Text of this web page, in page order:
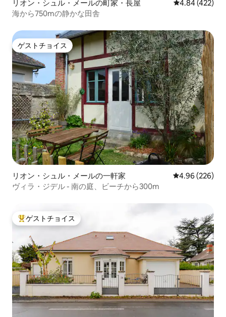
リオン・シュル・メールの町家・長屋 レビュー422
4.84 (422)
海から750mの静かな田舎
ゲストチョイス
ゲストチョイス
リオン・シュル・メールの一軒家 レビュー226
4.96 (226)
ヴィラ・ジデル - 南の庭、ビーチから300m
大好評のゲストチョイスです。
ゲストチョイス